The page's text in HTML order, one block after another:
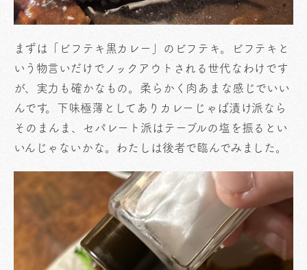
まずは「ビフテキ黒カレー」のビフテキ。ビフテキと
いう物言いだけでノックアウトされる世代なわけです
が、実力も確かなもの。柔らかく肉あまな感じでいい
んです。下味極薄としてありカレーじゃば漬け派なら
そのまんま、セパレート派はテーブルの塩を振るとい
いんじゃないかな。わたしは後者で臨んでみました。